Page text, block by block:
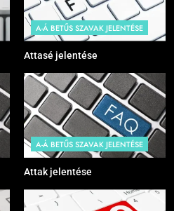
A-Á BETŰS SZAVAK JELENTÉSE
Attasé jelentése
A-Á BETŰS SZAVAK JELENTÉSE
Attak jelentése